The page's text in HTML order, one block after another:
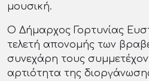
μουσική.
Ο Δήμαρχος Γορτυνίας
τελετή απονομής των
συνεχάρη τους
αρτιότητα της